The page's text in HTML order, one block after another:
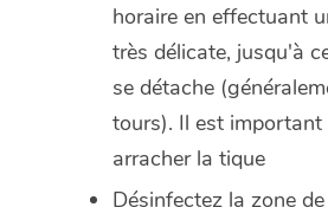
horaire en effectuant
très délicate, jusqu'à
se détache
tours). Il est important
arracher la tique
Désinfectez la zone